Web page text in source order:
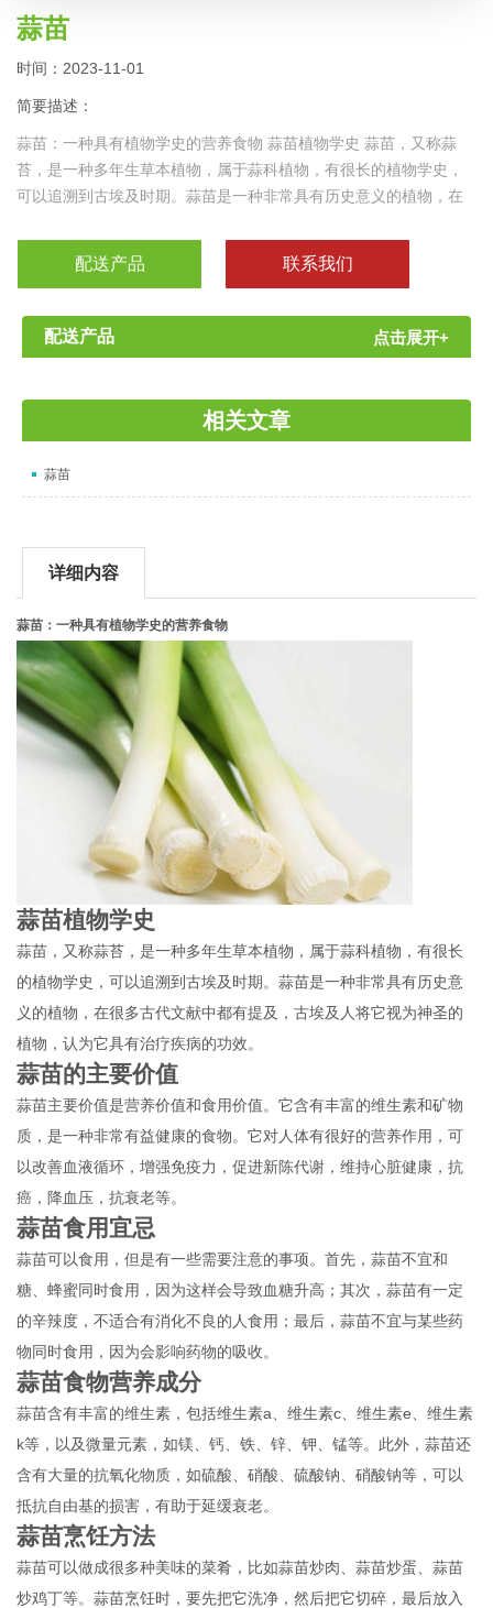
蒜苗
时间：2023-11-01
简要描述：
蒜苗：一种具有植物学史的营养食物 蒜苗植物学史 蒜苗，又称蒜
苔，是一种多年生草本植物，属于蒜科植物，有很长的植物学史，
可以追溯到古埃及时期。蒜苗是一种非常具有历史意义的植物，在
配送产品 联系我们
配送产品 点击展开+
相关文章
蒜苗
详细内容
蒜苗：一种具有植物学史的营养食物
蒜苗植物学史
蒜苗，又称蒜苔，是一种多年生草本植物，属于蒜科植物，有很长
的植物学史，可以追溯到古埃及时期。蒜苗是一种非常具有历史意
义的植物，在很多古代文献中都有提及，古埃及人将它视为神圣的
植物，认为它具有治疗疾病的功效。
蒜苗的主要价值
蒜苗主要价值是营养价值和食用价值。它含有丰富的维生素和矿物
质，是一种非常有益健康的食物。它对人体有很好的营养作用，可
以改善血液循环，增强免疫力，促进新陈代谢，维持心脏健康，抗
癌，降血压，抗衰老等。
蒜苗食用宜忌
蒜苗可以食用，但是有一些需要注意的事项。首先，蒜苗不宜和
糖、蜂蜜同时食用，因为这样会导致血糖升高；其次，蒜苗有一定
的辛辣度，不适合有消化不良的人食用；最后，蒜苗不宜与某些药
物同时食用，因为会影响药物的吸收。
蒜苗食物营养成分
蒜苗含有丰富的维生素，包括维生素a、维生素c、维生素e、维生素
k等，以及微量元素，如镁、钙、铁、锌、钾、锰等。此外，蒜苗还
含有大量的抗氧化物质，如硫酸、硝酸、硫酸钠、硝酸钠等，可以
抵抗自由基的损害，有助于延缓衰老。
蒜苗烹饪方法
蒜苗可以做成很多种美味的菜肴，比如蒜苗炒肉、蒜苗炒蛋、蒜苗
炒鸡丁等。蒜苗烹饪时，要先把它洗净，然后把它切碎，最后放入